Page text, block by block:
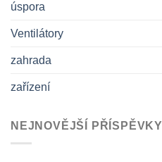
úspora
Ventilátory
zahrada
zařízení
NEJNOVĚJŠÍ PŘÍSPĚVKY